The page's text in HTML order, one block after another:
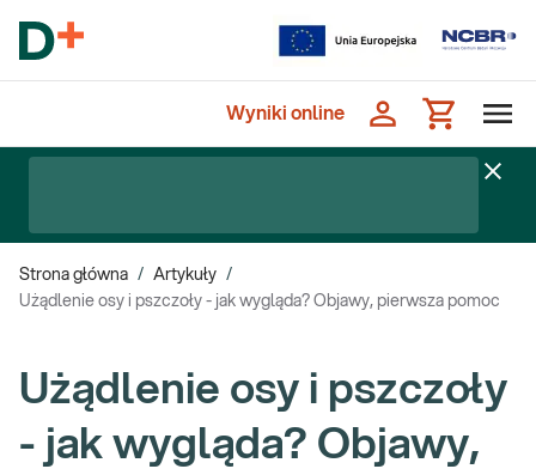
Wyniki online
Strona główna / Artykuły /
Użądlenie osy i pszczoły - jak wygląda? Objawy, pierwsza pomoc
Użądlenie osy i pszczoły
- jak wygląda? Objawy,